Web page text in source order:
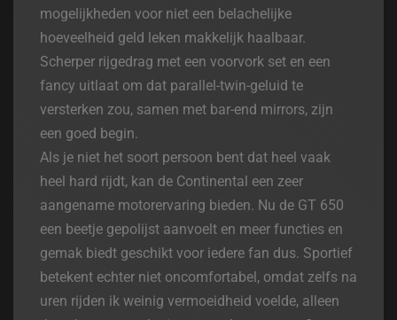
mogelijkheden voor niet een belachelijke
hoeveelheid geld leken makkelijk haalbaar.
Scherper rijgedrag met een voorvork set en een
fancy uitlaat om dat parallel-twin-geluid te
versterken zou, samen met bar-end mirrors, zijn
een goed begin.
Als je niet het soort persoon bent dat heel vaak
heel hard rijdt, kan de Continental een zeer
aangename motorervaring bieden. Nu de GT 650
een beetje gepolijst aanvoelt en meer functies en
gemak biedt geschikt voor iedere fan dus. Sportief
betekent echter niet oncomfortabel, omdat zelfs na
uren rijden ik weinig vermoeidheid voelde, alleen